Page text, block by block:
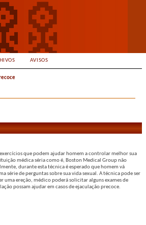
AVISOS
que podem ajudar homem a controlar melhor sua
médica séria como é, Boston Medical Group não
durante esta técnica é esperado que homem vá
série de perguntas sobre sua vida sexual. A técnica pode ser
uma ereção, médico poderá solicitar alguns exames de
possam ajudar em casos de ejaculação precoce.